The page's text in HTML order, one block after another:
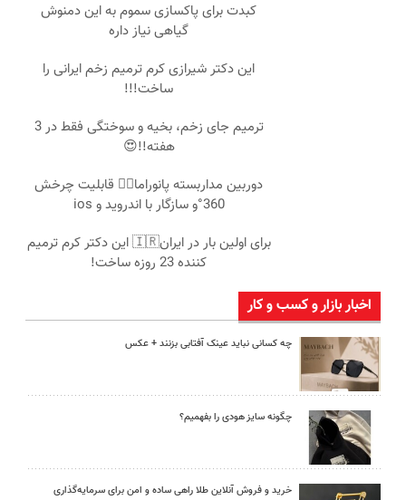
کبدت برای پاکسازی سموم به این دمنوش
گیاهی نیاز داره
این دکتر شیرازی کرم ترمیم زخم ایرانی را
ساخت!!!
ترمیم جای زخم، بخیه و سوختگی فقط در 3
هفته!!😍
دوربین مداربسته پانوراما👈🏻 قابلیت چرخش
360°و سازگار با اندروید و ios
برای اولین بار در ایران🇮🇷 این دکتر کرم ترمیم
کننده 23 روزه ساخت!
اخبار بازار و کسب و کار
چه کسانی نباید عینک آفتابی بزنند + عکس
چگونه سایز هودی را بفهمیم؟
خرید و فروش آنلاین طلا راهی ساده و امن برای سرمایه‌گذاری